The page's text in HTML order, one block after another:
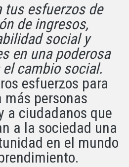
tus esfuerzos de
de ingresos,
social y
en una poderosa
el cambio social.
esfuerzos para
más personas
a ciudadanos que
a la sociedad una
en el mundo